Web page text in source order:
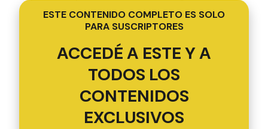
ESTE CONTENIDO COMPLETO ES SOLO
PARA SUSCRIPTORES
ACCEDÉ A ESTE Y A
TODOS LOS
CONTENIDOS
EXCLUSIVOS